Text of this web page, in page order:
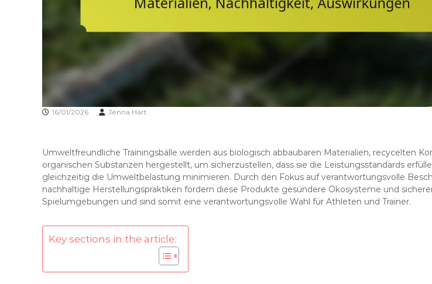
16/01/2026 Jenna Hart
Umweltfreundliche Trainingsbälle werden aus biologisch abbaubaren Materialien, recycelten
organischen Substanzen hergestellt, um sicherzustellen, dass sie die Leistungsstandards
gleichzeitig die Umweltbelastung minimieren. Durch den Fokus auf verantwortungsvolle
nachhaltige Herstellungspraktiken fördern diese Produkte gesündere Ökosysteme und
Spielumgebungen und sind somit eine verantwortungsvolle Wahl für Athleten und Trainer.
Key sections in the article: